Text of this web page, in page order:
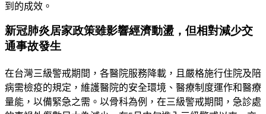
到的成效。
新冠肺炎居家政策雖影響經濟動盪，但相對減少交
通事故發生
在台灣三級警戒期間，各醫院服務降載，且嚴格施行住院及陪
病需檢疫的規定，維護醫院的安全環境、醫療制度運作和醫療
量能，以備緊急之需。以骨科為例，在三級警戒期間，急診處